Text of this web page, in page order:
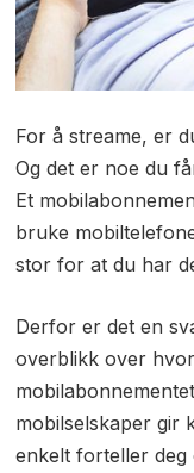
For å streame, er
Og det er noe du
Et
bruke
stor for at du har
Derfor er det en
overblikk over
mobilselskaper gir
enkelt forteller deg